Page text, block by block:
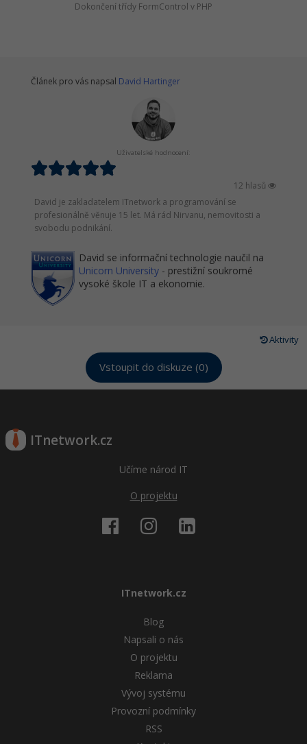
Dokončení třídy FormControl v PHP
Článek pro vás napsal David Hartinger
Uživatelské hodnocení:
12 hlasů
David je zakladatelem ITnetwork a programování se
profesionálně věnuje 15 let. Má rád Nirvanu, nemovitosti a
svobodu podnikání.
David se informační technologie naučil na
Unicorn University - prestižní soukromé
vysoké škole IT a ekonomie.
Aktivity
Vstoupit do diskuze (0)
ITnetwork.cz
Učíme národ IT
O projektu
ITnetwork.cz
Blog
Napsali o nás
O projektu
Reklama
Vývoj systému
Provozní podmínky
RSS